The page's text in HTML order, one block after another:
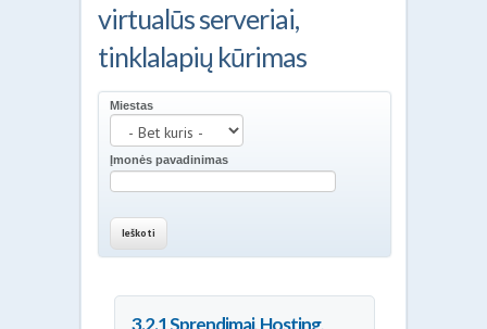
virtualūs serveriai,
tinklalapių kūrimas
Miestas
Įmonės pavadinimas
3.2.1 Sprendimai, Hosting,